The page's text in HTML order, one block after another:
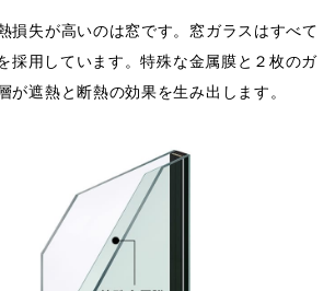
損失が高いのは窓です。窓ガラスはすべて
採用しています。特殊な金属膜と２枚のガ
が遮熱と断熱の効果を生み出します。